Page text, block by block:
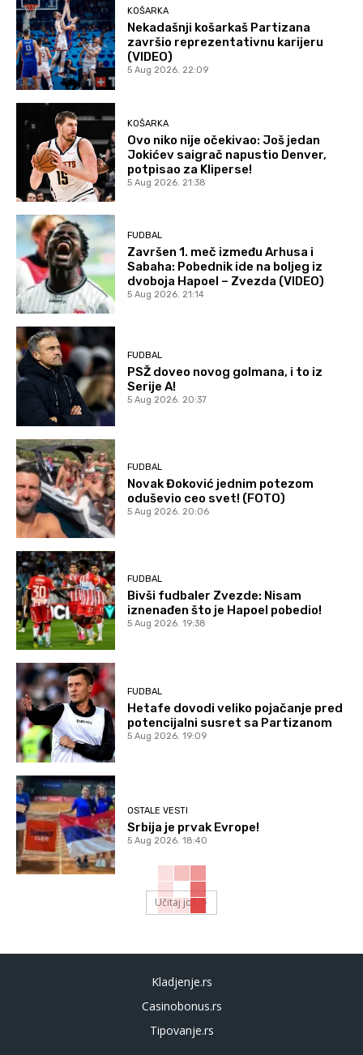
KOŠARKA
Nekadašnji košarkaš Partizana
završio reprezentativnu karijeru
(VIDEO)
5 Aug 2026. 22:09
KOŠARKA
Ovo niko nije očekivao: Još jedan
Jokićev saigrač napustio Denver,
potpisao za Kliperse!
5 Aug 2026. 21:38
FUDBAL
Završen 1. meč između Arhusa i
Sabaha: Pobednik ide na boljeg iz
dvoboja Hapoel – Zvezda (VIDEO)
5 Aug 2026. 21:14
FUDBAL
PSŽ doveo novog golmana, i to iz
Serije A!
5 Aug 2026. 20:37
FUDBAL
Novak Đoković jednim potezom
oduševio ceo svet! (FOTO)
5 Aug 2026. 20:06
FUDBAL
Bivši fudbaler Zvezde: Nisam
iznenađen što je Hapoel pobedio!
5 Aug 2026. 19:38
FUDBAL
Hetafe dovodi veliko pojačanje pred
potencijalni susret sa Partizanom
5 Aug 2026. 19:09
OSTALE VESTI
Srbija je prvak Evrope!
5 Aug 2026. 18:40
Učitaj još
Kladjenje.rs
Casinobonus.rs
Tipovanje.rs